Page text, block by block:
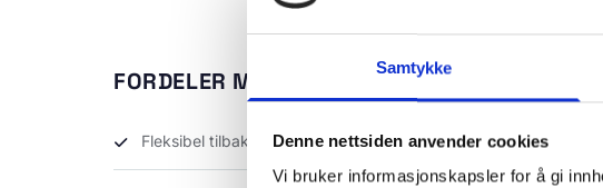
Samtykke
Denne nettsiden anvender cookies
Vi bruker informasjonskapsler for å gi
FORDELER MED VÅR FINANSIERINGSLØSNING
Fleksibel tilbakebetaling – Velg en nedbetalingsplan som